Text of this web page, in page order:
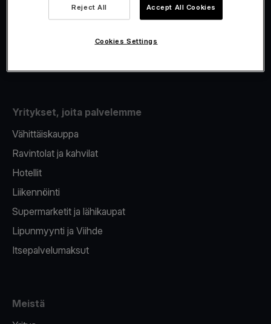
Fiskalisointi
Korttien myöntäminen
Yritykset, joita palvelemme
Vähittäiskauppa
Ravintolat ja kahvilat
Hotellit
Liikennöinti
Supermarketit ja lähikaupat
Lipunmyynti ja Viihde
Itsepalvelumaksut
Meistä
Reject All Accept All Cookies
Cookies Settings